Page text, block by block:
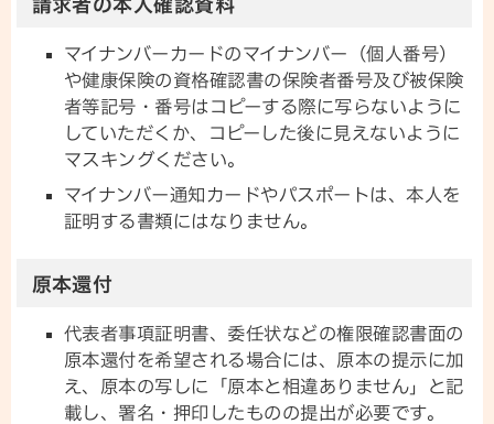
請求者の本人確認資料
マイナンバーカードのマイナンバー（個人番号）
や健康保険の資格確認書の保険者番号及び被保険
者等記号・番号はコピーする際に写らないように
していただくか、コピーした後に見えないように
マスキングください。
マイナンバー通知カードやパスポートは、本人を
証明する書類にはなりません。
原本還付
代表者事項証明書、委任状などの権限確認書面の
原本還付を希望される場合には、原本の提示に加
え、原本の写しに「原本と相違ありません」と記
載し、署名・押印したものの提出が必要です。